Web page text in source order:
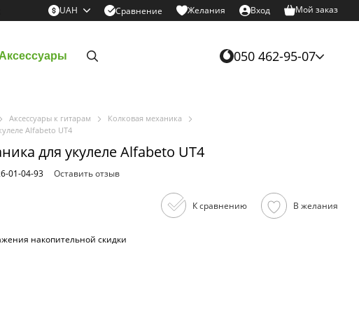
UAH Сравнение Желания Вход Мой заказ
Аксессуары 050 462-95-07
Аксессуары к гитарам
Колковая механика
Alfabeto UT4
для укулеле Alfabeto UT4
01-04-93 Оставить отзыв
К сравнению В желания
накопительной скидки